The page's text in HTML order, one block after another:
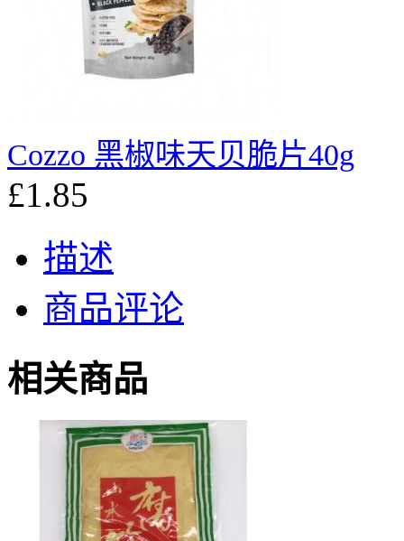
Cozzo 黑椒味天贝脆片40g
£1.85
描述
商品评论
相关商品